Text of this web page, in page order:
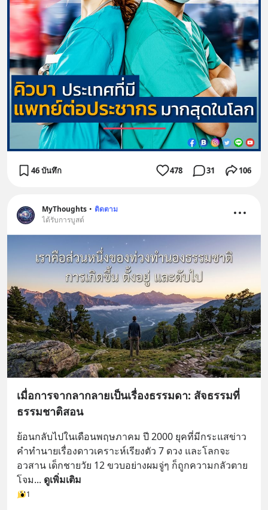
46 บันทึก 478 31 106
MyThoughts • ติดตาม
ได้รับการบูสต์
เมื่อการจากลากลายเป็นเรื่องธรรมดา: สัจธรรมที่
ธรรมชาติสอน
ย้อนกลับไปในเดือนพฤษภาคม ปี 2000 ยุคที่มีกระแสข่าว
คำทำนายเรื่องดาวเคราะห์เรียงตัว 7 ดวง และโลกจะ
อวสาน เด็กชายวัย 12 ขวบอย่างผมจู่ๆ ก็ถูกความกลัวตาย
โจม... ดูเพิ่มเติม
1